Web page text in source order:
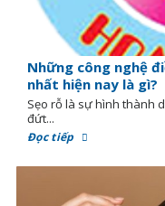
Những công nghệ
nhất hiện nay là gì?
Sẹo rỗ là sự hình thành
đứt...
Đọc tiếp